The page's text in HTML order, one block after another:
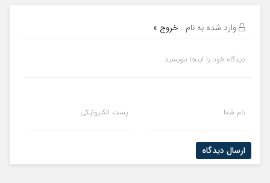
وارد شده به نام . خروج »
دیدگاه خود را اینجا بنویسید
نام شما پست الکترونیکی
ارسال دیدگاه